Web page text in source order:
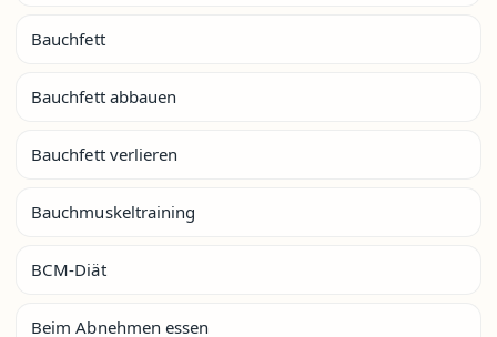
Bauchfett
Bauchfett abbauen
Bauchfett verlieren
Bauchmuskeltraining
BCM-Diät
Beim Abnehmen essen